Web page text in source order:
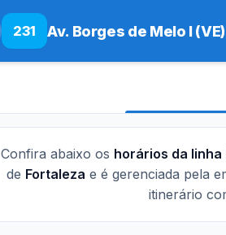
231 Av. Borges de Melo I (VE)
Confira abaixo os horários da linha
de Fortaleza e é gerenciada pela
itinerário